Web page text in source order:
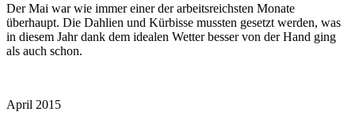
Der Mai war wie immer einer der arbeitsreichsten Monate
überhaupt. Die Dahlien und Kürbisse mussten gesetzt werden, was
in diesem Jahr dank dem idealen Wetter besser von der Hand ging
als auch schon.
April 2015